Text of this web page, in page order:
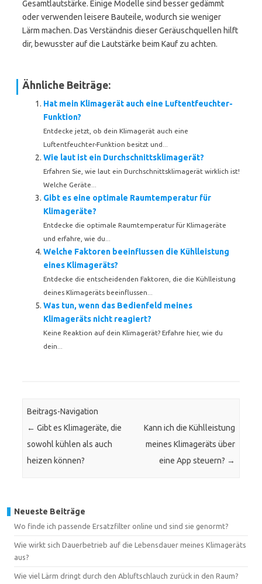
Gesamtlautstärke. Einige Modelle sind besser gedämmt
oder verwenden leisere Bauteile, wodurch sie weniger
Lärm machen. Das Verständnis dieser Geräuschquellen hilft
dir, bewusster auf die Lautstärke beim Kauf zu achten.
Ähnliche Beiträge:
Hat mein Klimagerät auch eine Luftentfeuchter-
Funktion?
Entdecke jetzt, ob dein Klimagerät auch eine
Luftentfeuchter-Funktion besitzt und...
Wie laut ist ein Durchschnittsklimagerät?
Erfahren Sie, wie laut ein Durchschnittsklimagerät wirklich ist!
Welche Geräte...
Gibt es eine optimale Raumtemperatur für
Klimageräte?
Entdecke die optimale Raumtemperatur für Klimageräte
und erfahre, wie du...
Welche Faktoren beeinflussen die Kühlleistung
eines Klimageräts?
Entdecke die entscheidenden Faktoren, die die Kühlleistung
deines Klimageräts beeinflussen...
Was tun, wenn das Bedienfeld meines
Klimageräts nicht reagiert?
Keine Reaktion auf dein Klimagerät? Erfahre hier, wie du
dein...
Beitrags-Navigation
← Gibt es Klimageräte, die
sowohl kühlen als auch
heizen können?
Kann ich die Kühlleistung
meines Klimageräts über
eine App steuern? →
Neueste Beiträge
Wo finde ich passende Ersatzfilter online und sind sie genormt?
Wie wirkt sich Dauerbetrieb auf die Lebensdauer meines Klimageräts
aus?
Wie viel Lärm dringt durch den Abluftschlauch zurück in den Raum?